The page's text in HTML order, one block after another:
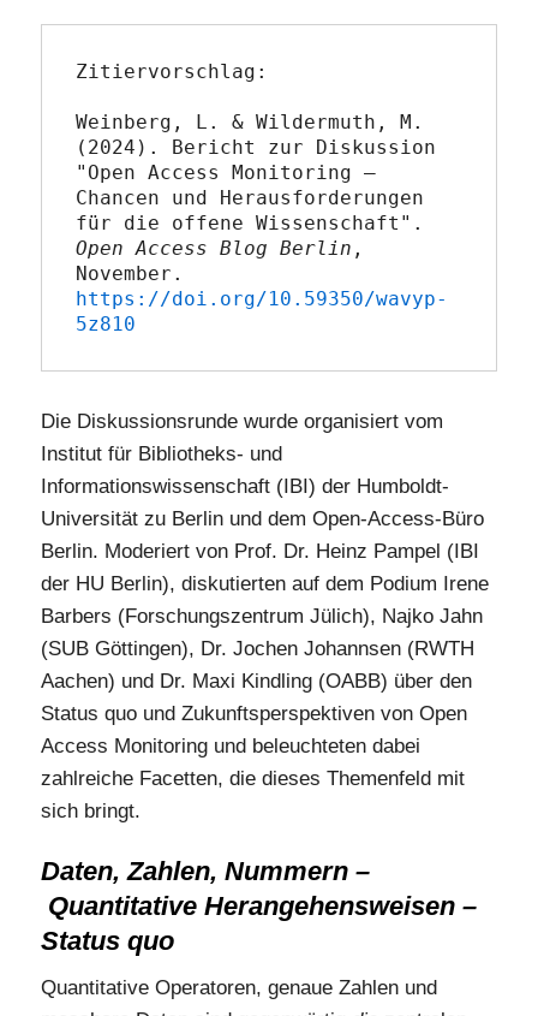
Zitiervorschlag:
Weinberg, L. & Wildermuth, M.
(2024). Bericht zur Diskussion
"Open Access Monitoring –
Chancen und Herausforderungen
Open Access Blog Berlin ,
https://doi.org/10.59350/wavyp-
5z810
Die Diskussionsrunde wurde organisiert vom
Institut für Bibliotheks- und
Informationswissenschaft (IBI) der Humboldt-
Universität zu Berlin und dem Open-Access-Büro
Berlin. Moderiert von Prof. Dr. Heinz Pampel (IBI
der HU Berlin), diskutierten auf dem Podium Irene
Barbers (Forschungszentrum Jülich), Najko Jahn
(SUB Göttingen), Dr. Jochen Johannsen (RWTH
Aachen) und Dr. Maxi Kindling (OABB) über den
Status quo und Zukunftsperspektiven von Open
Access Monitoring und beleuchteten dabei
zahlreiche Facetten, die dieses Themenfeld mit
sich bringt.
Daten, Zahlen, Nummern –
Quantitative Herangehensweisen –
Status quo
Quantitative Operatoren, genaue Zahlen und